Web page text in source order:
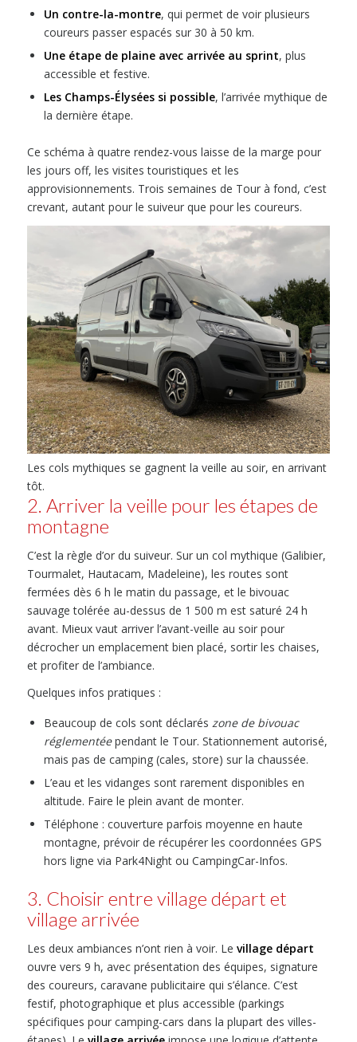
Un contre-la-montre, qui permet de voir plusieurs
coureurs passer espacés sur 30 à 50 km.
Une étape de plaine avec arrivée au sprint, plus
accessible et festive.
Les Champs-Élysées si possible, l’arrivée mythique de
la dernière étape.
Ce schéma à quatre rendez-vous laisse de la marge pour
les jours off, les visites touristiques et les
approvisionnements. Trois semaines de Tour à fond, c’est
crevant, autant pour le suiveur que pour les coureurs.
Les cols mythiques se gagnent la veille au soir, en arrivant
tôt.
2. Arriver la veille pour les étapes de
montagne
C’est la règle d’or du suiveur. Sur un col mythique (Galibier,
Tourmalet, Hautacam, Madeleine), les routes sont
fermées dès 6 h le matin du passage, et le bivouac
sauvage tolérée au-dessus de 1 500 m est saturé 24 h
avant. Mieux vaut arriver l’avant-veille au soir pour
décrocher un emplacement bien placé, sortir les chaises,
et profiter de l’ambiance.
Quelques infos pratiques :
Beaucoup de cols sont déclarés zone de bivouac
réglementéependant le Tour. Stationnement autorisé,
mais pas de camping (cales, store) sur la chaussée.
L’eau et les vidanges sont rarement disponibles en
altitude. Faire le plein avant de monter.
Téléphone : couverture parfois moyenne en haute
montagne, prévoir de récupérer les coordonnées GPS
hors ligne via Park4Night ou CampingCar-Infos.
3. Choisir entre village départ et
village arrivée
Les deux ambiances n’ont rien à voir. Le village départ
ouvre vers 9 h, avec présentation des équipes, signature
des coureurs, caravane publicitaire qui s’élance. C’est
festif, photographique et plus accessible (parkings
spécifiques pour camping-cars dans la plupart des villes-